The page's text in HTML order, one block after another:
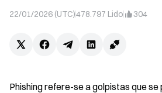
22/01/2026 (UTC)478.797 Lido 304
Phishing refere-se a golpistas que se